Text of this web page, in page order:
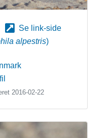
Se link-side
alpestris)
2016-02-22